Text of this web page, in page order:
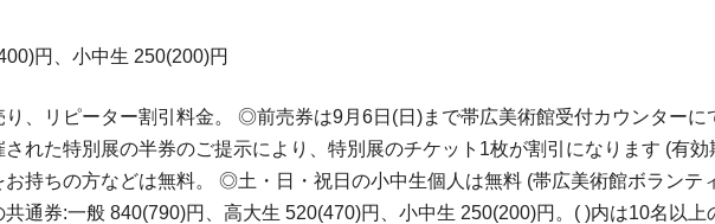
円、小中生 250(200)円
、リピーター割引料金。 ◎前売券は9月6日(日)まで帯広美術館受付カウンター
れた特別展の半券のご提示により、特別展のチケット1枚が割引になります (有
持ちの方などは無料。 ◎土・日・祝日の小中生個人は無料 (帯広美術館ボラン
通券:一般 840(790)円、高大生 520(470)円、小中生 250(200)円。( )内は10名以上